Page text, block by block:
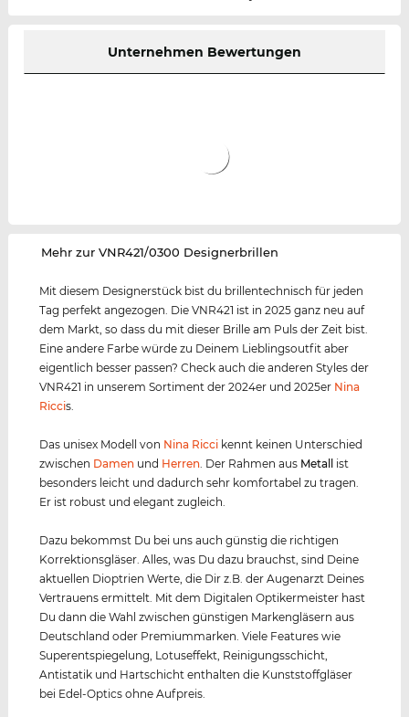
Unternehmen Bewertungen
‌Mehr zur VNR421/0300 Designerbrillen
Mit diesem Designerstück bist du brillentechnisch für jeden
Tag perfekt angezogen. Die VNR421 ist in 2025 ganz neu auf
dem Markt, so dass du mit dieser Brille am Puls der Zeit bist.
Eine andere Farbe würde zu Deinem Lieblingsoutfit aber
eigentlich besser passen? Check auch die anderen Styles der
VNR421 in unserem Sortiment der 2024er und 2025er Nina
Riccis.
Das unisex Modell von Nina Ricci kennt keinen Unterschied
zwischen Damen und Herren . Der Rahmen aus Metall
ist
besonders leicht und dadurch sehr komfortabel zu tragen.
Er ist robust und elegant zugleich.
Dazu bekommst Du bei uns auch günstig die richtigen
Korrektionsgläser. Alles, was Du dazu brauchst, sind Deine
aktuellen Dioptrien Werte, die Dir z.B. der Augenarzt Deines
Vertrauens ermittelt. Mit dem Digitalen Optikermeister hast
Du dann die Wahl zwischen günstigen Markengläsern aus
Deutschland oder Premiummarken. Viele Features wie
Superentspiegelung, Lotuseffekt, Reinigungsschicht,
Antistatik und Hartschicht enthalten die Kunststoffgläser
bei Edel-Optics ohne Aufpreis.